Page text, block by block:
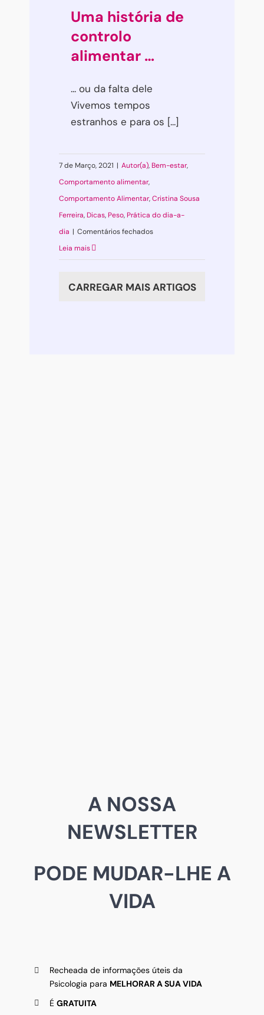
Uma história de
controlo
alimentar …
... ou da falta dele
Vivemos tempos
estranhos e para os [...]
7 de Março, 2021 | Autor(a), Bem-estar,
Comportamento alimentar,
Comportamento Alimentar,Cristina Sousa
Ferreira, Dicas, Peso, Prática do dia-a-
dia | Comentários fechadosem
Leia mais
CARREGAR MAIS ARTIGOS
A NOSSA
NEWSLETTER
PODE MUDAR-LHE A
VIDA
Recheada de informações úteis da
Psicologia para MELHORAR A SUA VIDA
É GRATUITA